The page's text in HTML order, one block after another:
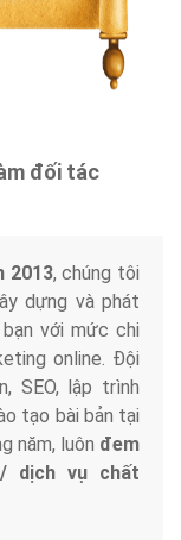
đối tác
2013, chúng tôi
dựng và phát
với mức chi
online. Đội
SEO, lập trình
tạo bài bản tại
năm, luôn đem
dịch vụ chất